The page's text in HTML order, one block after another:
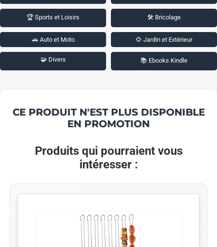
🏆 Sports et Loisirs 🛠️ Bricolage
🚗 Auto et Moto 🌻 Jardin et Extérieur
🧩 Divers 📚 Ebooks Kindle
CE PRODUIT N'EST PLUS DISPONIBLE
EN PROMOTION
Produits qui pourraient vous
intéresser :